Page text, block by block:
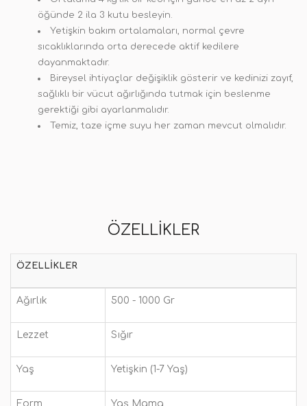
öğünde 2 ila 3 kutu besleyin.
Yetişkin bakım ortalamaları, normal çevre
sıcaklıklarında orta derecede aktif kedilere
dayanmaktadır.
Bireysel ihtiyaçlar değişiklik gösterir ve kedinizi zayıf,
sağlıklı bir vücut ağırlığında tutmak için beslenme
gerektiği gibi ayarlanmalıdır.
Temiz, taze içme suyu her zaman mevcut olmalıdır.
ÖZELLIKLER
ÖZELLIKLER
Ağırlık 500 - 1000 Gr
Lezzet Sığır
Yaş Yetişkin (1-7 Yaş)
Form Yaş Mama